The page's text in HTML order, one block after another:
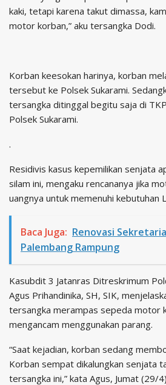
kaki, tetapi karena takut dimassa,
motor korban,” aku tersangka Dodi.
Korban keesokan harinya, korban
tersebut ke Polsek Sukarami.
tersangka ditinggal begitu saja di
Polsek Sukarami.
.
Residivis kasus kepemilikan senjata
silam ini, mengaku rencananya jika
uangnya untuk memenuhi kebutuhan
Baca Juga: Renovasi
Palembang Rampung
Kasubdit 3 Jatanras Ditreskrimum
Agus Prihandinika, SH, SIK,
tersangka merampas sepeda motor
mengancam menggunakan parang.
“Saat kejadian, korban sedang
Korban sempat dikalungkan senjata
tersangka ini,” kata Agus, Jumat (29/